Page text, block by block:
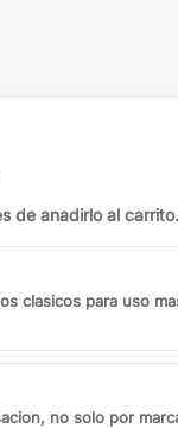
de anadirlo al carrito.
clasicos para uso
no solo por